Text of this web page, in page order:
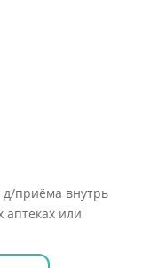
приёма внутрь
или